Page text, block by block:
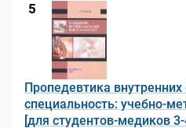
5
Пропедевтика
специальность: учебно-
[для студентов-медиков